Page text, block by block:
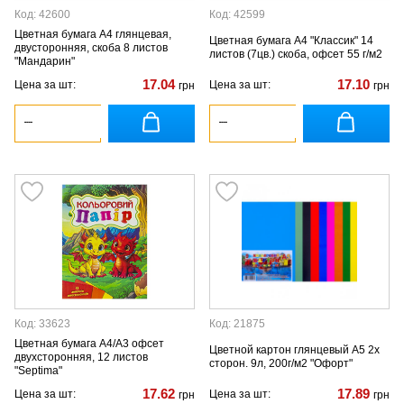
Код: 42600
Цветная бумага А4 глянцевая,
двусторонняя, скоба 8 листов
"Мандарин"
Цена за шт:
17.04 грн
Код: 42599
Цветная бумага А4 "Классик" 14
листов (7цв.) скоба, офсет 55 г/м2
Цена за шт: 17.10 грн
Код: 33623
Цветная бумага А4/А3 офсет
двухсторонняя, 12 листов
"Septima"
Цена за шт:
17.62 грн
Код: 21875
Цветной картон глянцевый А5 2х
сторон. 9л, 200г/м2 "Офорт"
Цена за шт: 17.89 грн